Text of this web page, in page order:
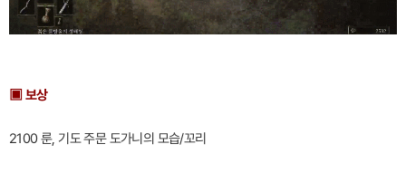
▣ 보상
2100 룬, 기도 주문 도가니의 모습/꼬리